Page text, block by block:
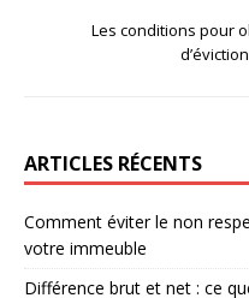
Les conditions pour
ARTICLES RÉCENTS
Comment éviter le non
votre immeuble
Différence brut et net : ce